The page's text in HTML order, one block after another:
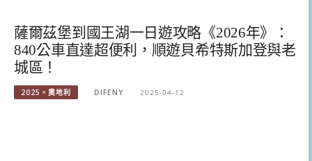
薩爾茲堡到國王湖一日遊攻略《2026年》：
840公車直達超便利，順遊貝希特斯加登與老
城區！
2025。奧地利 DIFENY 2025-04-12